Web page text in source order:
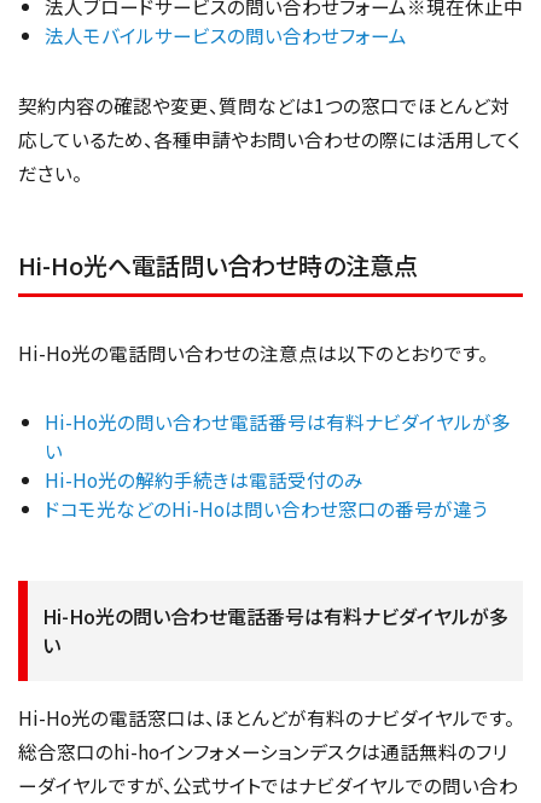
法人ブロードサービスの問い合わせフォーム※現在休止中
法人モバイルサービスの問い合わせフォーム
契約内容の確認や変更、質問などは1つの窓口でほとんど対
応しているため、各種申請やお問い合わせの際には活用してく
ださい。
Hi-Ho光へ電話問い合わせ時の注意点
Hi-Ho光の電話問い合わせの注意点は以下のとおりです。
Hi-Ho光の問い合わせ電話番号は有料ナビダイヤルが多
い
Hi-Ho光の解約手続きは電話受付のみ
ドコモ光などのHi-Hoは問い合わせ窓口の番号が違う
Hi-Ho光の問い合わせ電話番号は有料ナビダイヤルが多
い
Hi-Ho光の電話窓口は、ほとんどが有料のナビダイヤルです。
総合窓口のhi-hoインフォメーションデスクは通話無料のフリ
ーダイヤルですが、公式サイトではナビダイヤルでの問い合わ